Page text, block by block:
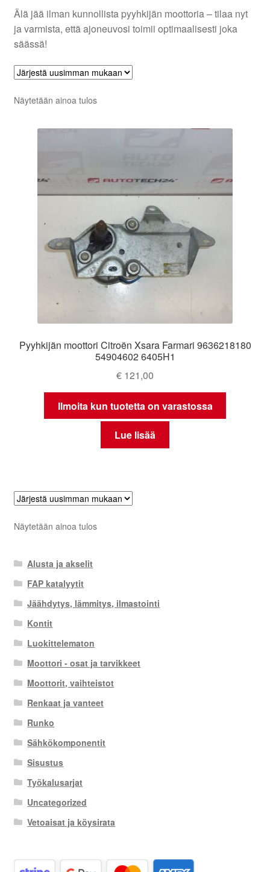
Älä jää ilman kunnollista pyyhkijän moottoria – tilaa nyt
ja varmista, että ajoneuvosi toimii optimaalisesti joka
säässä!
Näytetään ainoa tulos
Pyyhkijän moottori Citroën Xsara Farmari 9636218180
54904602 6405H1
€ 121,00
Ilmoita kun tuotetta on varastossa
Lue lisää
Näytetään ainoa tulos
Alusta ja akselit
FAP katalyytit
Jäähdytys, lämmitys, ilmastointi
Kontit
Luokittelematon
Moottori - osat ja tarvikkeet
Moottorit, vaihteistot
Renkaat ja vanteet
Runko
Sähkökomponentit
Sisustus
Työkalusarjat
Uncategorized
Vetoaisat ja köysirata